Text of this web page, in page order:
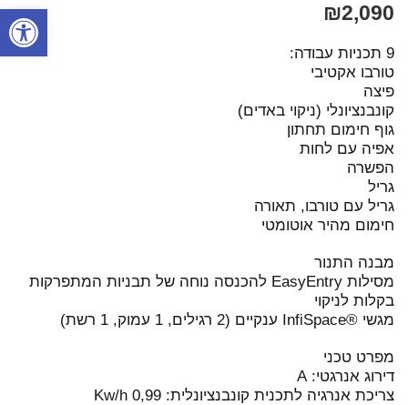
₪2,090
​9 תכניות עבודה:
טורבו אקטיבי
פיצה
קונבנציונלי (ניקוי באדים)
גוף חימום תחתון
אפיה עם לחות
הפשרה
גריל
גריל עם טורבו, תאורה
חימום מהיר אוטומטי
מבנה התנור
מסילות EasyEntry להכנסה נוחה של תבניות המתפרקות
בקלות לניקוי
מגשי ®InfiSpace ענקיים (2 רגילים, 1 עמוק, 1 רשת)
מפרט טכני
דירוג אנרגטי: A
צריכת אנרגיה לתכנית קונבנציונלית: 0,99 Kw/h
פתח